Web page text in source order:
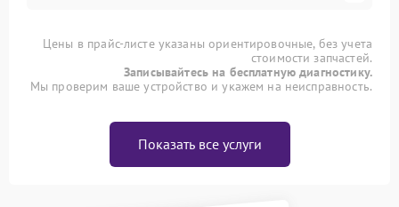
Цены в прайс-листе указаны ориентировочные, без учета
стоимости запчастей.
Записывайтесь на бесплатную диагностику.
Мы проверим ваше устройство и укажем на неисправность.
Показать все услуги